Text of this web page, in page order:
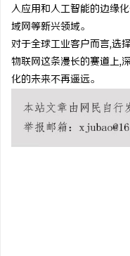
入应用和人工智能的边缘
域网等新兴领域。
对于全球工业客户而言,选
物联网这条漫长的赛道上,
化的未来不再遥远。